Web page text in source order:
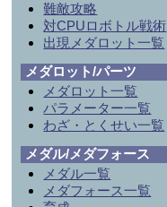
難敵攻略
対CPUロボトル戦術
出現メダロット一覧
メダロット/パーツ
メダロット一覧
パラメーター一覧
わざ・とくせい一覧
メダル/メダフォース
メダル一覧
メダフォース一覧